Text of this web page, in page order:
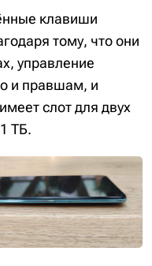
клавиши
тому, что они
управление
и правшам, и
слот для двух
ТБ.